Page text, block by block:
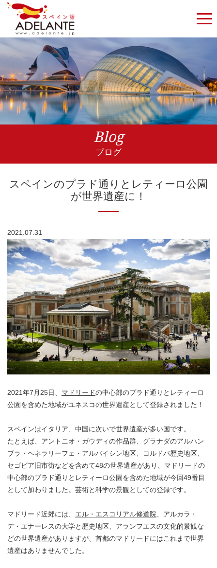
Blog
ブログ
スペインのプラド通りとレティーロ公園
が世界遺産に！
2021.07.31
2021年7月25日、 マドリードの中心部のプラド通りとレティーロ
公園を含めた地域がユネスコの世界遺産として登録されました！
スペインはイタリア、中国に次いで世界遺産が多い国です。
たとえば、アントニオ・ガウディの作品群、グラナダのアルハン
ブラ・ヘネラリーフェ・アルバイシン地区、コルドバ歴史地区、
セゴビア旧市街などを含めて48の世界遺産があり、マドリードの
中心部のプラド通りとレティーロ公園を含めた地域が今回49番目
として加わりました。芸術と科学の景観としての登録です。
マドリード近郊には、 エル・エスコリアル修道院 、アルカラ・
デ・エナーレスの大学と歴史地区、アランフエスの文化的景観な
どの世界遺産がありますが、首都のマドリードにはこれまで世界
遺産はありませんでした。